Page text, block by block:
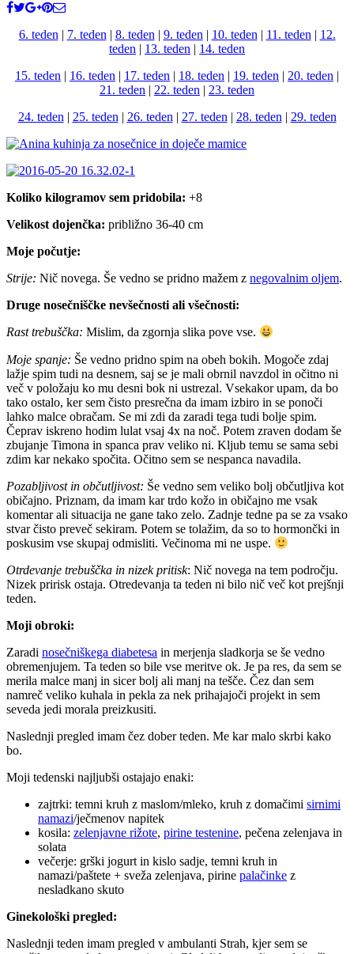
6. teden | 7. teden | 8. teden | 9. teden | 10. teden | 11. teden | 12.
teden | 13. teden | 14. teden
15. teden | 16. teden | 17. teden | 18. teden | 19. teden | 20. teden |
21. teden | 22. teden | 23. teden
24. teden | 25. teden | 26. teden | 27. teden | 28. teden | 29. teden
Koliko kilogramov sem pridobila: +8
Velikost dojenčka: približno 36-40 cm
Moje počutje:
Strije: Nič novega. Še vedno se pridno mažem z negovalnim oljem.
Druge nosečniščke nevšečnosti ali všečnosti:
Rast trebuščka: Mislim, da zgornja slika pove vse.
Moje spanje: Še vedno pridno spim na obeh bokih. Mogoče zdaj
lažje spim tudi na desnem, saj se je mali obrnil navzdol in očitno ni
več v položaju ko mu desni bok ni ustrezal. Vsekakor upam, da bo
tako ostalo, ker sem čisto presrečna da imam izbiro in se ponoči
lahko malce obračam. Se mi zdi da zaradi tega tudi bolje spim.
Čeprav iskreno hodim lulat vsaj 4x na noč. Potem zraven dodam še
zbujanje Timona in spanca prav veliko ni. Kljub temu se sama sebi
zdim kar nekako spočita. Očitno sem se nespanca navadila.
Pozabljivost in občutljivost: Še vedno sem veliko bolj občutljiva kot
običajno. Priznam, da imam kar trdo kožo in običajno me vsak
komentar ali situacija ne gane tako zelo. Zadnje tedne pa se za vsako
stvar čisto preveč sekiram. Potem se tolažim, da so to hormončki in
poskusim vse skupaj odmisliti. Večinoma mi ne uspe.
Otrdevanje trebuščka in nizek pritisk: Nič novega na tem področju.
Nizek pririsk ostaja. Otredevanja ta teden ni bilo nič več kot prejšnji
teden.
Moji obroki:
Zaradi nosečniškega diabetesa in merjenja sladkorja se še vedno
obremenjujem. Ta teden so bile vse meritve ok. Je pa res, da sem se
merila malce manj in sicer bolj ali manj na tešče. Čez dan sem
namreč veliko kuhala in pekla za nek prihajajoči projekt in sem
seveda jedi morala preizkusiti.
Naslednji pregled imam čez dober teden. Me kar malo skrbi kako
bo.
Moji tedenski najljubši ostajajo enaki:
zajtrki: temni kruh z maslom/mleko, kruh z domačimi sirnimi
namazi/ječmenov napitek
kosila: zelenjavne rižote, pirine testenine, pečena zelenjava in
solata
večerje: grški jogurt in kislo sadje, temni kruh in
namazi/paštete + sveža zelenjava, pirine palačinke z
nesladkano skuto
Ginekološki pregled:
Naslednji teden imam pregled v ambulanti Strah, kjer sem se